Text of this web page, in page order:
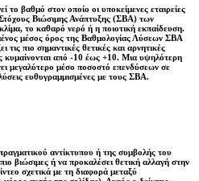
βαθμό στον οποίο οι υποκείμενες εταιρείες
Βιώσιμης Ανάπτυξης (ΣΒΑ) των
το καθαρό νερό ή η ποιοτική εκπαίδευση.
μέσος όρος της Βαθμολογίας Λύσεων ΣΒΑ
τις πιο σημαντικές θετικές και αρνητικές
κυμαίνονται από -10 έως +10. Μια υψηλότερη
μεγαλύτερο μέσο ποσοστό επενδύσεων σε
ευθυγραμμισμένες με τους ΣΒΑ.
αντίκτυπου ή της συμβολής του
βιώσιμες ή να προκαλέσει θετική αλλαγή στην
σχετικά με τη διαφορά μεταξύ